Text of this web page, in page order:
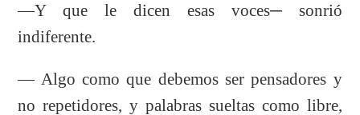
—Y que le dicen esas voces─ sonrió
indiferente.
— Algo como que debemos ser pensadores y
no repetidores, y palabras sueltas como libre,